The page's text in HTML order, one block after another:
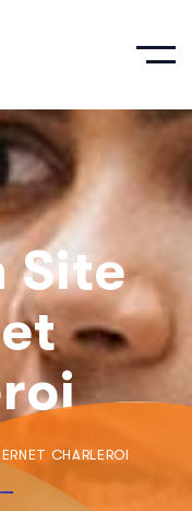
Site
CHARLEROI